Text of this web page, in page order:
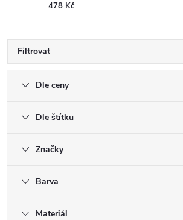
478 Kč
Filtrovat
Dle ceny
Dle štítku
Značky
Barva
Materiál